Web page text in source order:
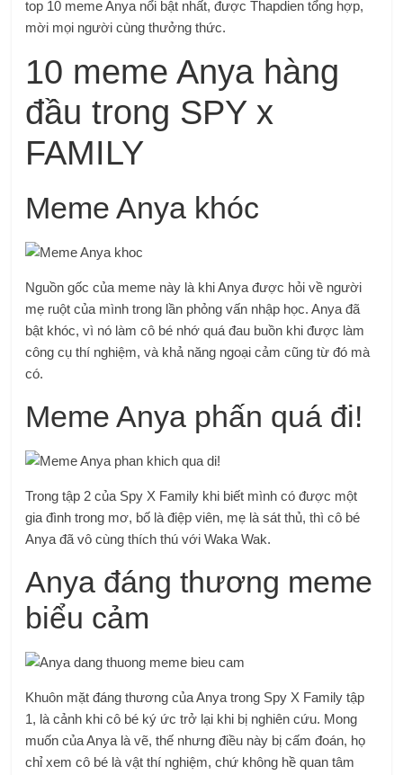
top 10 meme Anya nổi bật nhất, được Thapdien tổng hợp,
mời mọi người cùng thưởng thức.
10 meme Anya hàng
đầu trong SPY x
FAMILY
Meme Anya khóc
Nguồn gốc của meme này là khi Anya được hỏi về người
mẹ ruột của mình trong lần phỏng vấn nhập học. Anya đã
bật khóc, vì nó làm cô bé nhớ quá đau buồn khi được làm
công cụ thí nghiệm, và khả năng ngoại cảm cũng từ đó mà
có.
Meme Anya phấn quá đi!
Trong tập 2 của Spy X Family khi biết mình có được một
gia đình trong mơ, bố là điệp viên, mẹ là sát thủ, thì cô bé
Anya đã vô cùng thích thú với Waka Wak.
Anya đáng thương meme
biểu cảm
Khuôn mặt đáng thương của Anya trong Spy X Family tập
1, là cảnh khi cô bé ký ức trở lại khi bị nghiên cứu. Mong
muốn của Anya là vẽ, thế nhưng điều này bị cấm đoán, họ
chỉ xem cô bé là vật thí nghiệm, chứ không hề quan tâm